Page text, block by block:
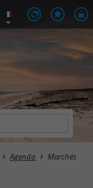
Agenda Marchés